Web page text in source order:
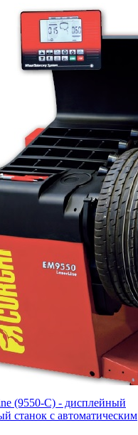
(9550-C) - дисплейный
станок с автоматическим